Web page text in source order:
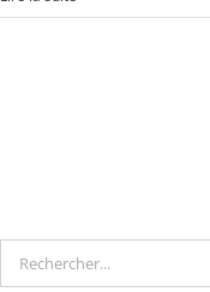
Rechercher